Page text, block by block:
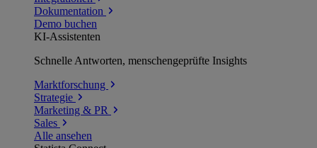
Dokumentation
Demo buchen
KI-Assistenten
Schnelle Antworten, menschengeprüfte Insights
Marktforschung
Strategie
Marketing & PR
Sales
Alle ansehen